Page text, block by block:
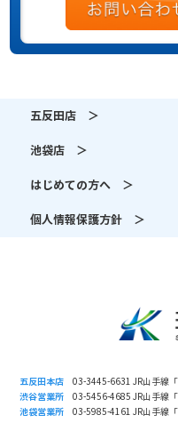
五反田店 ＞
池袋店 ＞
はじめての方へ ＞
個人情報保護方針 ＞
五反田本店 03-3445-6631 JR山手線
渋谷営業所 03-5456-4685 JR山手線
池袋営業所 03-5985-4161 JR山手線